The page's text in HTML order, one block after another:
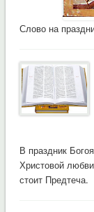
Слово на
В праздник
Христовой
стоит Предтеча.